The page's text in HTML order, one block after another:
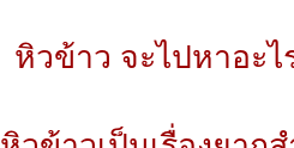
หิวข้าว จะไปหาอะ